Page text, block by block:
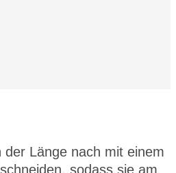
der Länge nach mit einem
sodass sie am